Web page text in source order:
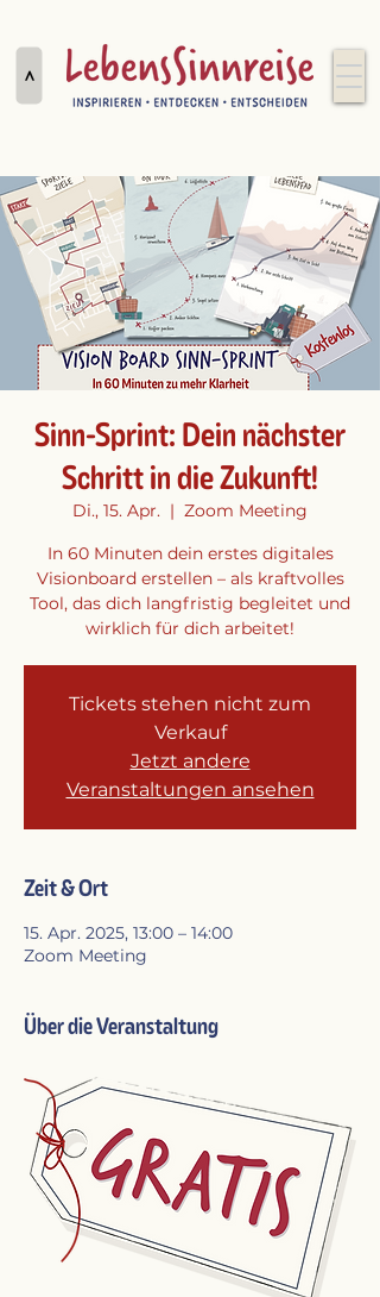
>
Sinn-Sprint: Dein nächster
Schritt in die Zukunft!
Di., 15. Apr.
  |
Zoom Meeting
In 60 Minuten dein erstes digitales
Visionboard erstellen – als kraftvolles
Tool, das dich langfristig begleitet und
wirklich für dich arbeitet!
Tickets stehen nicht zum
Verkauf
Jetzt andere
Veranstaltungen ansehen
Zeit & Ort
15. Apr. 2025, 13:00 – 14:00
Zoom Meeting
Über die Veranstaltung